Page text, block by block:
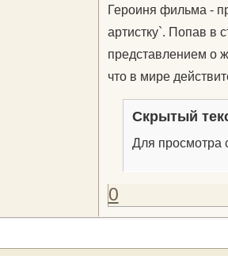
Героиня фильма -
артистку`. Попав в
представлением о
что в мире
Скрытый
Для просмотра
0